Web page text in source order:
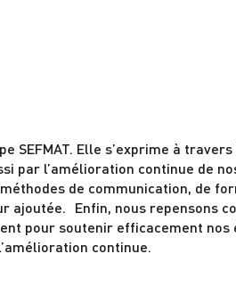
SEFMAT. Elle s’exprime à
par l’amélioration continue de
de communication, de
ajoutée. Enfin, nous repensons
pour soutenir efficacement nos
continue.